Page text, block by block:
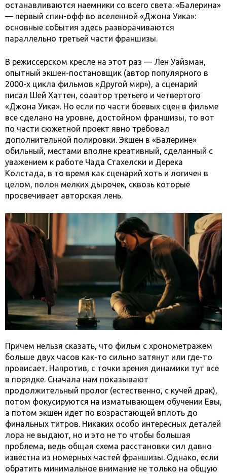
останавливаются наемники со всего света. «Балерина»
— первый спин-офф во вселенной «Джона Уика»:
основные события здесь разворачиваются
параллельно третьей части франшизы.
В режиссерском кресле на этот раз — Лен Уайзман,
опытный экшен-постановщик (автор популярного в
2000-х цикла фильмов «Другой мир»), а сценарий
писал Шей Хаттен, соавтор третьего и четвертого
«Джона Уика». Но если по части боевых сцен в фильме
все сделано на уровне, достойном франшизы, то вот
по части сюжетной проект явно требовал
дополнительной полировки. Экшен в «Балерине»
обильный, местами вполне креативный, сделанный с
уважением к работе Чада Стахелски и Дерека
Колстада, в то время как сценарий хоть и логичен в
целом, полон мелких дырочек, сквозь которые
просвечивает авторская лень.
Причем нельзя сказать, что фильм с хронометражем
больше двух часов как-то сильно затянут или где-то
провисает. Напротив, с точки зрения динамики тут все
в порядке. Сначала нам показывают
продолжительный пролог (естественно, с кучей драк),
потом фокусируются на изматывающем обучении Евы,
а потом экшен идет по возрастающей вплоть до
финальных титров. Никаких особо интересных деталей
лора не выдают, но и это не то чтобы большая
проблема, ведь общая схема расстановки сил давно
известна из номерных частей франшизы. Однако, если
обратить минимальное внимание не только на общую